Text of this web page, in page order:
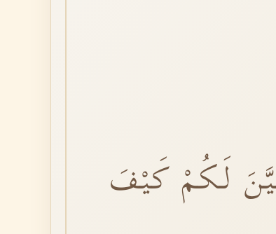
لَكُمْ كَيْفَ